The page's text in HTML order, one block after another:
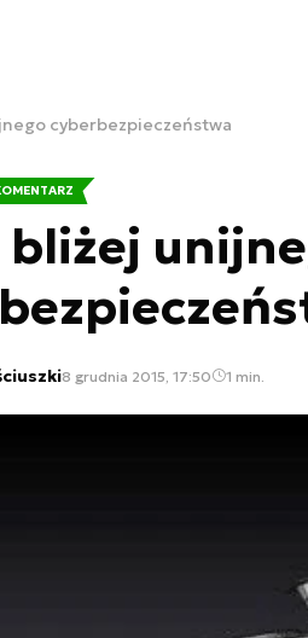
cyberbezpieczeństwa
bliżej
8 grudnia 2015, 17:50 1 min.